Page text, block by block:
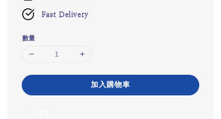
Fast Delivery
數量
加入購物車